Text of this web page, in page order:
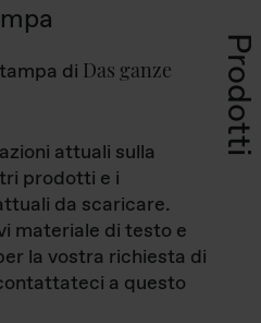
Prodotti
di Das ganze
attuali sulla
prodotti e i
da scaricare.
materiale di testo e
la vostra richiesta di
a questo